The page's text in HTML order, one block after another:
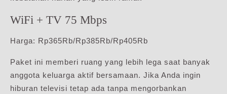
WiFi + TV 75 Mbps
Harga: Rp365Rb/Rp385Rb/Rp405Rb
Paket ini memberi ruang yang lebih lega saat banyak
anggota keluarga aktif bersamaan. Jika Anda ingin
hiburan televisi tetap ada tanpa mengorbankan